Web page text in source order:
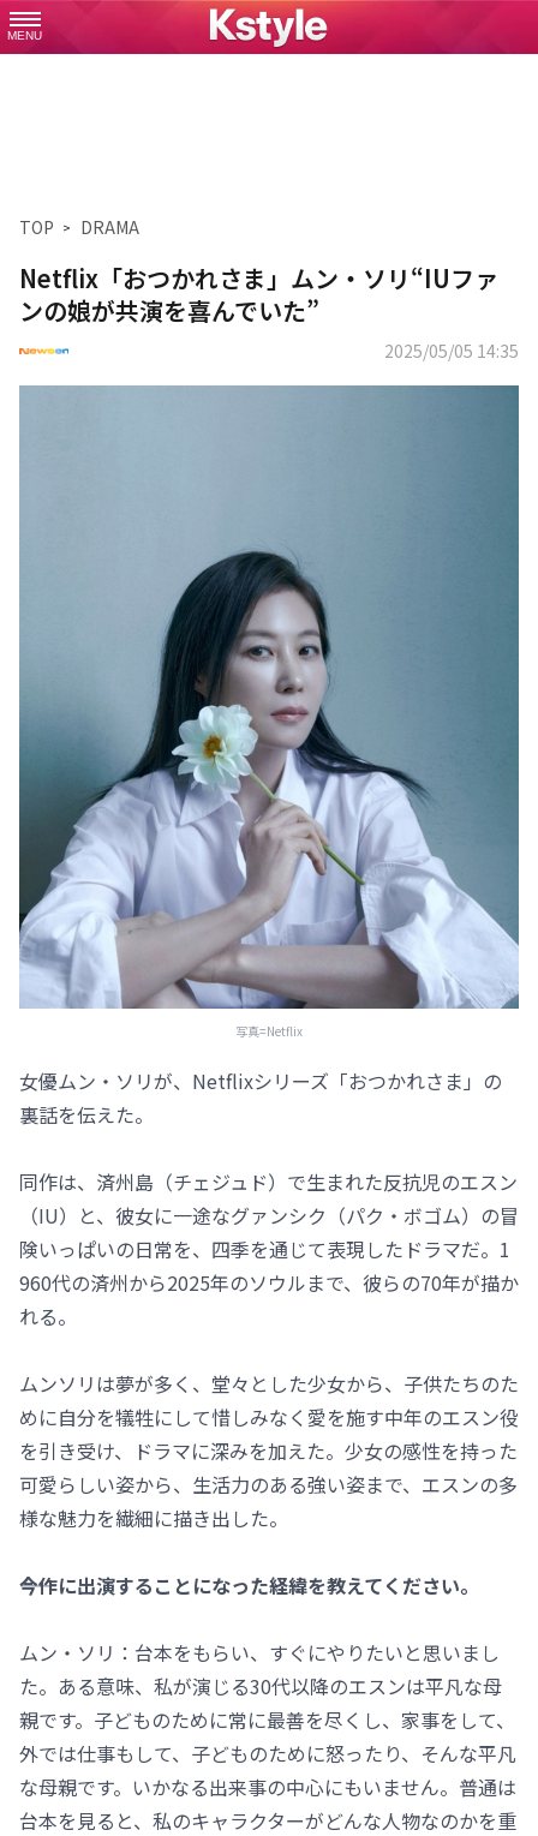
MENU
TOP DRAMA
Netflix「おつかれさま」ムン・ソリ“IUファ
ンの娘が共演を喜んでいた”
2025/05/05 14:35
写真=Netflix
女優ムン・ソリが、Netflixシリーズ「おつかれさま」の
裏話を伝えた。
同作は、済州島（チェジュド）で生まれた反抗児のエスン
（IU）と、彼女に一途なグァンシク（パク・ボゴム）の冒
険いっぱいの日常を、四季を通じて表現したドラマだ。1
960代の済州から2025年のソウルまで、彼らの70年が描か
れる。
ムンソリは夢が多く、堂々とした少女から、子供たちのた
めに自分を犠牲にして惜しみなく愛を施す中年のエスン役
を引き受け、ドラマに深みを加えた。少女の感性を持った
可愛らしい姿から、生活力のある強い姿まで、エスンの多
様な魅力を繊細に描き出した。
――今作に出演することになった経緯を教えてください。
ムン・ソリ：台本をもらい、すぐにやりたいと思いまし
た。ある意味、私が演じる30代以降のエスンは平凡な母
親です。子どものために常に最善を尽くし、家事をして、
外では仕事もして、子どものために怒ったり、そんな平凡
な母親です。いかなる出来事の中心にもいません。普通は
台本を見ると、私のキャラクターがどんな人物なのかを重